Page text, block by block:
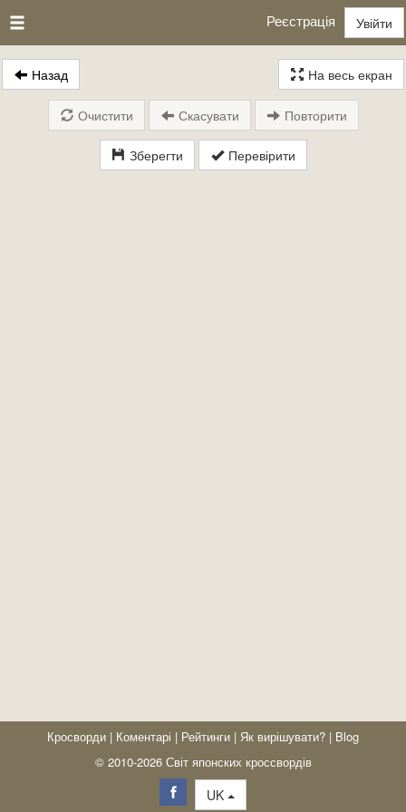
Реєстрація Увійти
Назад На весь екран
Зберегти Перевірити
Очистити Скасувати Повторити
Кросворди | Коментарі | Рейтинги | Як вирішувати? | Blog
© 2010-2026 Світ японских кроссвордів
UK